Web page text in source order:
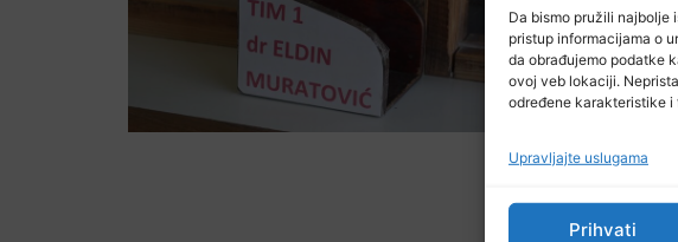
Da bismo pružili
pristup informacijama o
da obrađujemo podatke
ovoj veb lokaciji.
određene karakteristike i
Upravljajte uslugama
Prihvati